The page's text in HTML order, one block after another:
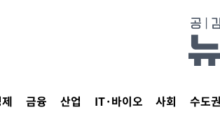
금융 산업 IT·바이오 사회 수도권
련…80명 식사 대접까지(종합)
감하고 그 전 2개월 10.3만개
사고방식 매달리지 말고 과감히